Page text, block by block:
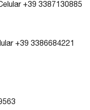
+39 3387130885
+39 3386684221